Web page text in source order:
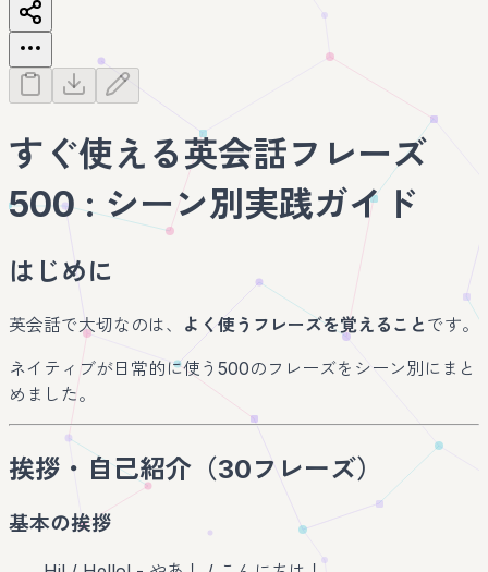
すぐ使える英会話フレーズ
500 : シーン別実践ガイド
はじめに
英会話で大切なのは、 よく使うフレーズを覚えること です。
ネイティブが日常的に使う500のフレーズをシーン別にまと
めました。
挨拶・自己紹介（30フレーズ）
基本の挨拶